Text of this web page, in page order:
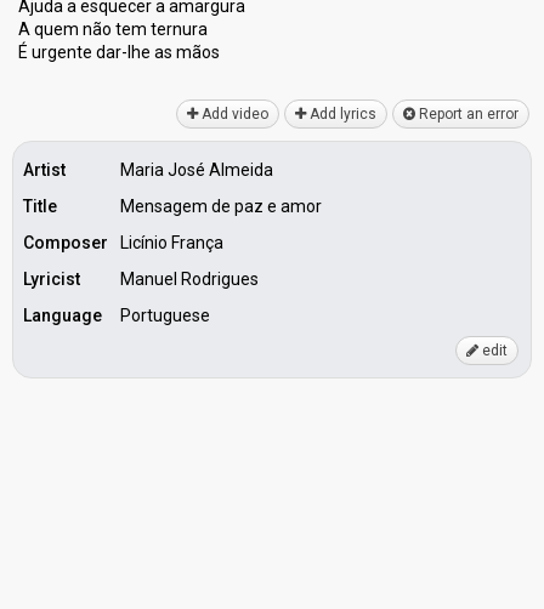
Ajuda a esquecer a amargura
A quem não tem ternura
É urgente dar-lhe аs mãoѕ
Add video Add lyrics Report an error
Artist
Maria José Almeida
Title
Mensagem de paz e amor
Composer
Licínio França
Lyricist
Manuel Rodrigues
Language
Portuguese
edit